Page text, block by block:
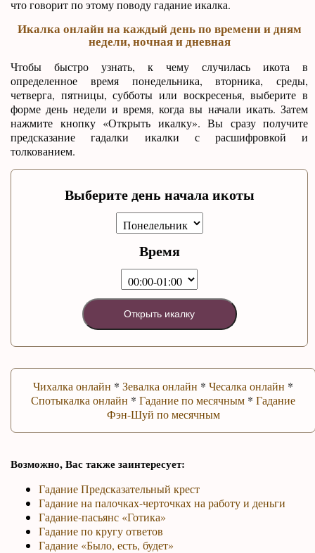
что говорит по этому поводу гадание икалка.
Икалка онлайн на каждый день по времени и дням
недели, ночная и дневная
Чтобы быстро узнать, к чему случилась икота в
определенное время понедельника, вторника, среды,
четверга, пятницы, субботы или воскресенья, выберите в
форме день недели и время, когда вы начали икать. Затем
нажмите кнопку «Открыть икалку». Вы сразу получите
предсказание гадалки икалки с расшифровкой и
толкованием.
Выберите день начала икоты
Время
Открыть икалку
Чихалка онлайн *Зевалка онлайн *Чесалка онлайн *
Спотыкалка онлайн *Гадание по месячным *Гадание
Фэн-Шуй по месячным
Возможно, Вас также заинтересует:
Гадание Предсказательный крест
Гадание на палочках-черточках на работу и деньги
Гадание-пасьянс «Готика»
Гадание по кругу ответов
Гадание «Было, есть, будет»